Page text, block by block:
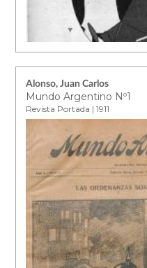
Alonso, Juan Carlos
Mundo Argentino Nº1
Revista Portada | 1911